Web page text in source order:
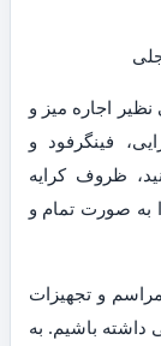
اجاره میز و
فینگرفود و
ظروف کرایه
به صورت تمام و
و تجهیزات
داشته باشیم. به